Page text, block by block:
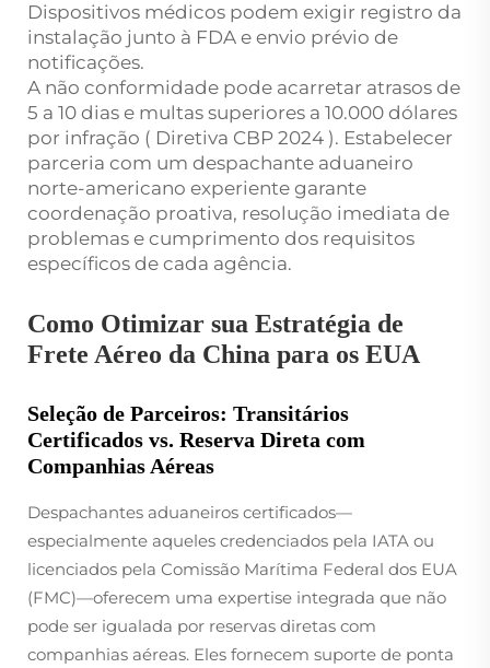
Dispositivos médicos podem exigir registro da
instalação junto à FDA e envio prévio de
notificações.
A não conformidade pode acarretar atrasos de
5 a 10 dias e multas superiores a 10.000 dólares
por infração ( Diretiva CBP 2024 ). Estabelecer
parceria com um despachante aduaneiro
norte-americano experiente garante
coordenação proativa, resolução imediata de
problemas e cumprimento dos requisitos
específicos de cada agência.
Como Otimizar sua Estratégia de
Frete Aéreo da China para os EUA
Seleção de Parceiros: Transitários
Certificados vs. Reserva Direta com
Companhias Aéreas
Despachantes aduaneiros certificados—
especialmente aqueles credenciados pela IATA ou
licenciados pela Comissão Marítima Federal dos EUA
(FMC)—oferecem uma expertise integrada que não
pode ser igualada por reservas diretas com
companhias aéreas. Eles fornecem suporte de ponta